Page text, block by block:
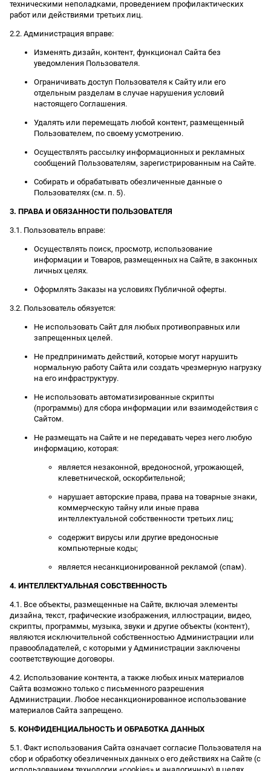
техническими неполадками, проведением профилактических
работ или действиями третьих лиц.
2.2. Администрация вправе:
Изменять дизайн, контент, функционал Сайта без
уведомления Пользователя.
Ограничивать доступ Пользователя к Сайту или его
отдельным разделам в случае нарушения условий
настоящего Соглашения.
Удалять или перемещать любой контент, размещенный
Пользователем, по своему усмотрению.
Осуществлять рассылку информационных и рекламных
сообщений Пользователям, зарегистрированным на Сайте.
Собирать и обрабатывать обезличенные данные о
Пользователях (см. п. 5).
3. ПРАВА И ОБЯЗАННОСТИ ПОЛЬЗОВАТЕЛЯ
3.1. Пользователь вправе:
Осуществлять поиск, просмотр, использование
информации и Товаров, размещенных на Сайте, в законных
личных целях.
Оформлять Заказы на условиях Публичной оферты.
3.2. Пользователь обязуется:
Не использовать Сайт для любых противоправных или
запрещенных целей.
Не предпринимать действий, которые могут нарушить
нормальную работу Сайта или создать чрезмерную нагрузку
на его инфраструктуру.
Не использовать автоматизированные скрипты
(программы) для сбора информации или взаимодействия с
Сайтом.
Не размещать на Сайте и не передавать через него любую
информацию, которая:
является незаконной, вредоносной, угрожающей,
клеветнической, оскорбительной;
нарушает авторские права, права на товарные знаки,
коммерческую тайну или иные права
интеллектуальной собственности третьих лиц;
содержит вирусы или другие вредоносные
компьютерные коды;
является несанкционированной рекламой (спам).
4. ИНТЕЛЛЕКТУАЛЬНАЯ СОБСТВЕННОСТЬ
4.1. Все объекты, размещенные на Сайте, включая элементы
дизайна, текст, графические изображения, иллюстрации, видео,
скрипты, программы, музыка, звуки и другие объекты (контент),
являются исключительной собственностью Администрации или
правообладателей, с которыми у Администрации заключены
соответствующие договоры.
4.2. Использование контента, а также любых иных материалов
Сайта возможно только с письменного разрешения
Администрации. Любое несанкционированное использование
материалов Сайта запрещено.
5. КОНФИДЕНЦИАЛЬНОСТЬ И ОБРАБОТКА ДАННЫХ
5.1. Факт использования Сайта означает согласие Пользователя на
сбор и обработку обезличенных данных о его действиях на Сайте (с